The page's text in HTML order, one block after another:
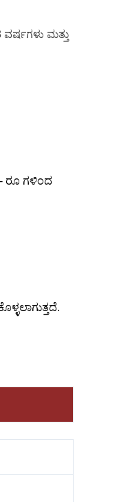
ಮತ್ತು
ರೂ ಗಳಿಂದ